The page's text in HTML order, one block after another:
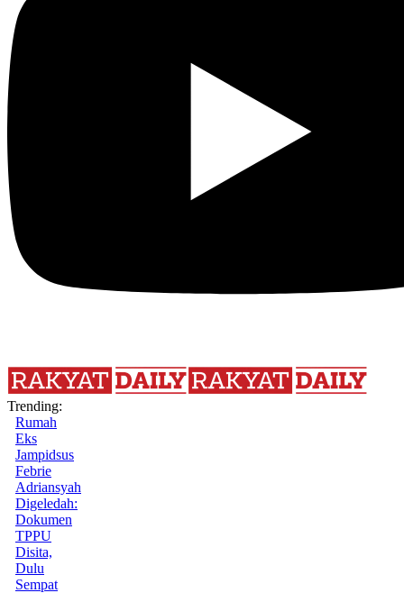
Trending:
Rumah
Eks
Jampidsus
Febrie
Adriansyah
Digeledah:
Dokumen
TPPU
Disita,
Dulu
Sempat